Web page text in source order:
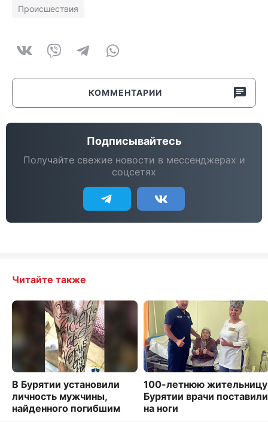
Происшествия
КОММЕНТАРИИ
Подписывайтесь
Получайте свежие новости в мессенджерах и
соцсетях
Читайте также
В Бурятии установили
личность мужчины,
найденного погибшим
100-летнюю жительницу
Бурятии врачи поставили
на ноги